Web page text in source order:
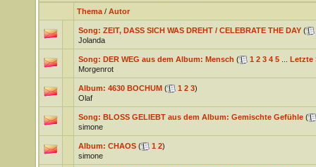
Thema/ Autor
Song: ZEIT, DASS SICH WAS DREHT / CELEBRATE THE DAY (
Jolanda
Song: DER WEG aus dem Album: Mensch ( 1 2 3 4 5... Letzte
Morgenrot
Album: 4630 BOCHUM ( 1 2 3)
Olaf
Song: BLOSS GELIEBT aus dem Album: Gemischte Gefühle (
simone
Album: CHAOS ( 1 2)
simone